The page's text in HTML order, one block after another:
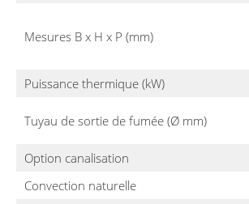
Mesures B x H x P (mm)
Puissance thermique (kW)
Tuyau de sortie de fumée (Ø mm)
Option canalisation
Convection naturelle